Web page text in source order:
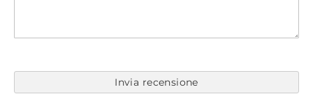
Invia recensione